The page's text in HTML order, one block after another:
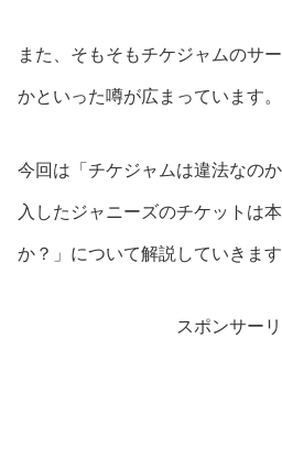
また、そもそもチケジャムのサ
かといった噂が広まっています。
今回は「チケジャムは違法なの
入したジャニーズのチケットは
か？」について解説していきます
スポンサー